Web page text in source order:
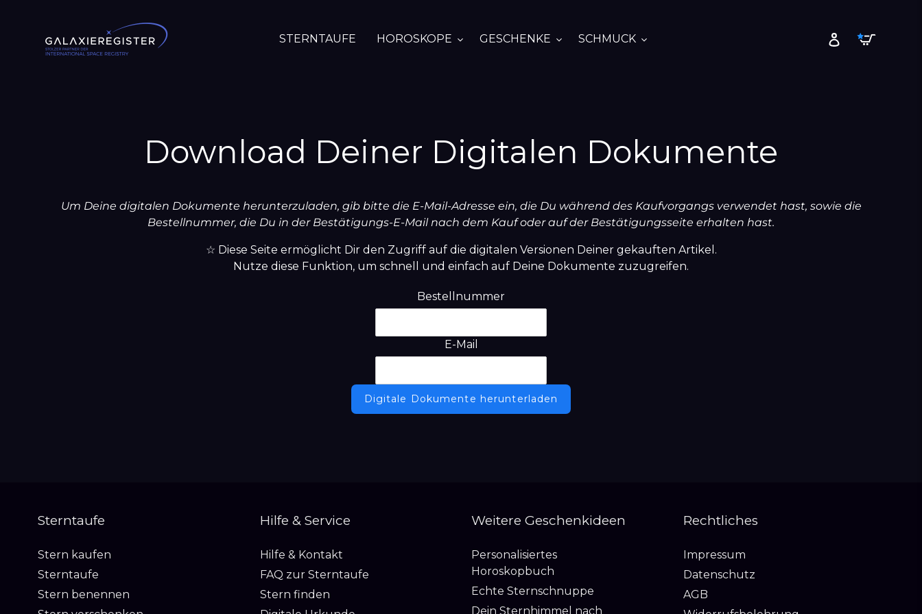
STERNTAUFE HOROSKOPE GESCHENKE SCHMUCK Einloggen
Download Deiner Digitalen Dokumente
Um Deine digitalen Dokumente herunterzuladen, gib bitte die E-Mail-Adresse ein, die Du während des Kaufvorgangs verwendet hast, sowie die
Bestellnummer, die Du in der Bestätigungs-E-Mail nach dem Kauf oder auf der Bestätigungsseite erhalten hast.
☆ Diese Seite ermöglicht Dir den Zugriff auf die digitalen Versionen Deiner gekauften Artikel.
Nutze diese Funktion, um schnell und einfach auf Deine Dokumente zuzugreifen.
Bestellnummer
E-Mail
Digitale Dokumente herunterladen
Sterntaufe
Stern kaufen
Sterntaufe
Stern benennen
Hilfe & Service
Hilfe & Kontakt
FAQ zur Sterntaufe
Stern finden
Weitere Geschenkideen
Personalisiertes
Horoskopbuch
Echte Sternschnuppe
Dein Sternhimmel nach
Rechtliches
Impressum
Datenschutz
AGB